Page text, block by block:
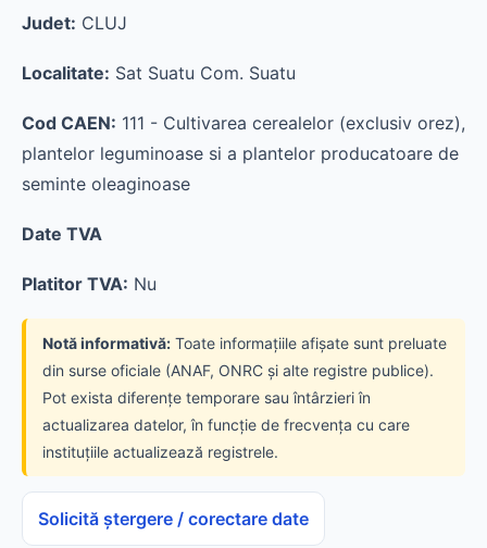
Judet: CLUJ
Localitate: Sat Suatu Com. Suatu
Cod CAEN: 111 - Cultivarea cerealelor (exclusiv orez),
plantelor leguminoase si a plantelor producatoare de
seminte oleaginoase
Date TVA
Platitor TVA: Nu
Notă informativă: Toate informațiile afișate sunt preluate
din surse oficiale (ANAF, ONRC și alte registre publice).
Pot exista diferențe temporare sau întârzieri în
actualizarea datelor, în funcție de frecvența cu care
instituțiile actualizează registrele.
Solicită ștergere / corectare date